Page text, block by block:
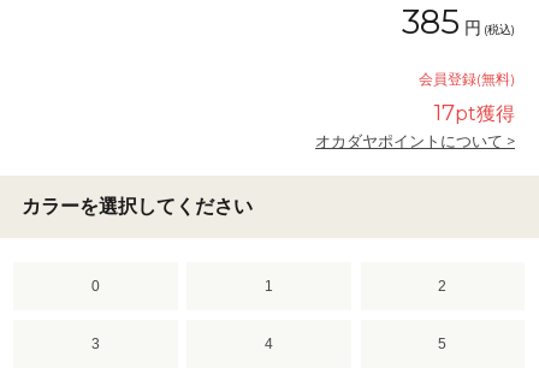
385 円 (税込)
会員登録(無料)
17pt獲得
オカダヤポイントについて >
カラーを選択してください
0 1 2
3 4 5